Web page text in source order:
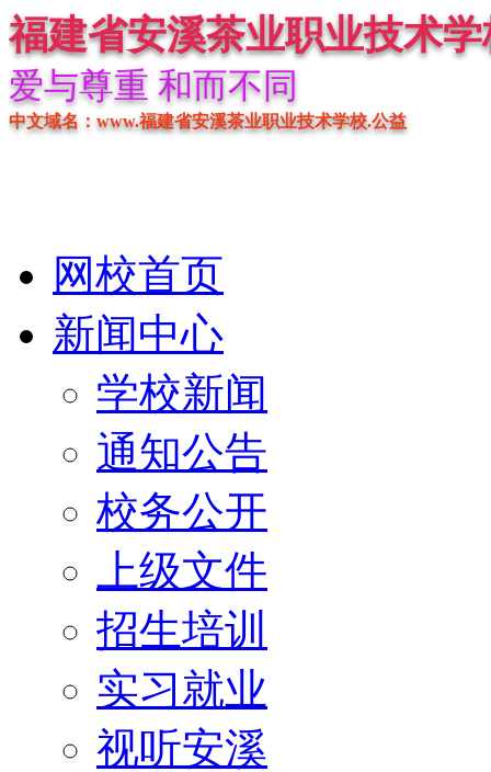
福建省安溪茶业职业技术学
爱与尊重 和而不同
中文域名：www.福建省安溪茶业职业技术学校.公益
网校首页
新闻中心
学校新闻
通知公告
校务公开
上级文件
招生培训
实习就业
视听安溪